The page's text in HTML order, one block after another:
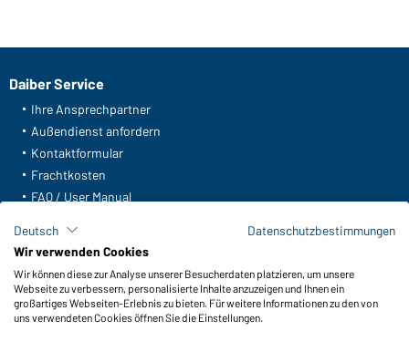
Daiber Service
Ihre Ansprechpartner
Außendienst anfordern
Kontaktformular
Frachtkosten
FAQ / User Manual
Meldeportal nach Hinweisgeberschutz
Funktionen & Pflege
Produkteigenschaften
Pflegehinweise
Deutsch
Datenschutzbestimmungen
Wir verwenden Cookies
Wir können diese zur Analyse unserer Besucherdaten platzieren, um unsere
Webseite zu verbessern, personalisierte Inhalte anzuzeigen und Ihnen ein
großartiges Webseiten-Erlebnis zu bieten. Für weitere Informationen zu den von
uns verwendeten Cookies öffnen Sie die Einstellungen.